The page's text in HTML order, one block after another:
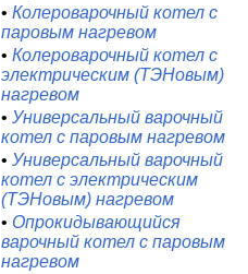
• Колероварочный котел с
паровым нагревом
• Колероварочный котел с
электрическим (ТЭНовым)
нагревом
• Универсальный варочный
котел с паровым нагревом
• Универсальный варочный
котел с электрическим
(ТЭНовым) нагревом
• Опрокидывающийся
варочный котел с паровым
нагревом